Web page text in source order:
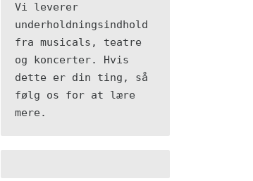
Vi leverer
underholdningsindhold
fra musicals, teatre
og koncerter. Hvis
dette er din ting, så
følg os for at lære
mere.